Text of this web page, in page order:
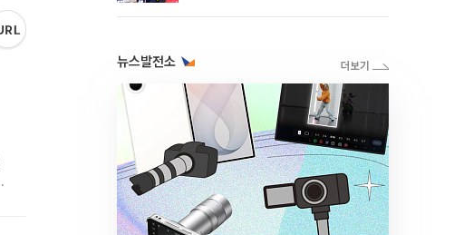
뉴스발전소